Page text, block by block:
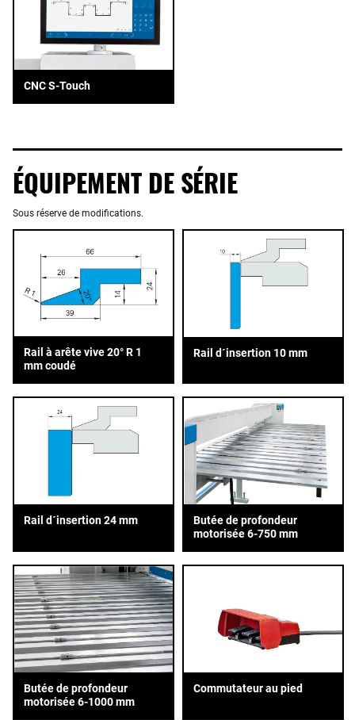
CNC S-Touch
ÉQUIPEMENT DE SÉRIE
Sous réserve de modifications.
Rail à arête vive 20° R 1
mm coudé
Rail d´insertion 10 mm
Rail d´insertion 24 mm
Butée de profondeur
motorisée 6-750 mm
Butée de profondeur
motorisée 6-1000 mm
Commutateur au pied